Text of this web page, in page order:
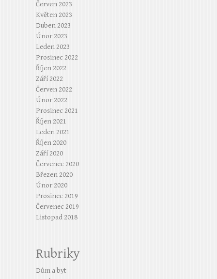
Červen 2023
Květen 2023
Duben 2023
Únor 2023
Leden 2023
Prosinec 2022
Říjen 2022
Září 2022
Červen 2022
Únor 2022
Prosinec 2021
Říjen 2021
Leden 2021
Říjen 2020
Září 2020
Červenec 2020
Březen 2020
Únor 2020
Prosinec 2019
Červenec 2019
Listopad 2018
Rubriky
Dům a byt